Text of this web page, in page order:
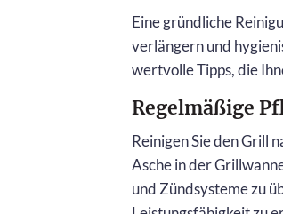
Eine gründliche
verlängern und
wertvolle Tipps, die
Regelmäßige
Reinigen Sie den Grill
Asche in der
und Zündsysteme zu